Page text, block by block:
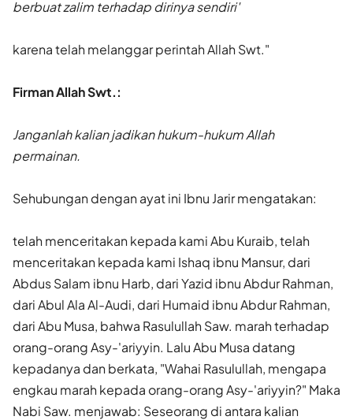
berbuat zalim terhadap dirinya sendiri'
karena telah melanggar perintah Allah Swt."
Firman Allah Swt.:
Janganlah kalian jadikan hukum-hukum Allah
permainan.
Sehubungan dengan ayat ini Ibnu Jarir mengatakan:
telah menceritakan kepada kami Abu Kuraib, telah
menceritakan kepada kami Ishaq ibnu Mansur, dari
Abdus Salam ibnu Harb, dari Yazid ibnu Abdur Rahman,
dari Abul Ala Al-Audi, dari Humaid ibnu Abdur Rahman,
dari Abu Musa, bahwa Rasulullah Saw. marah terhadap
orang-orang Asy-'ariyyin. Lalu Abu Musa datang
kepadanya dan berkata, "Wahai Rasulullah, mengapa
engkau marah kepada orang-orang Asy-'ariyyin?" Maka
Nabi Saw. menjawab: Seseorang di antara kalian